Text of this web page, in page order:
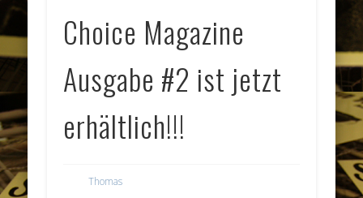
Choice Magazine
Ausgabe #2 ist jetzt
erhältlich!!!
Thomas